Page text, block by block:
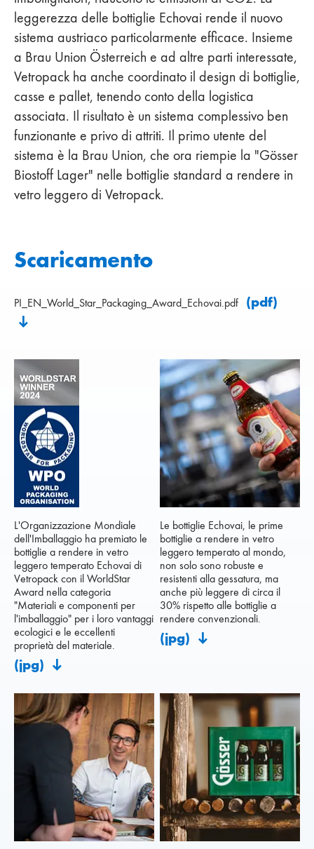
leggerezza delle bottiglie Echovai rende il nuovo
sistema austriaco particolarmente efficace. Insieme
a Brau Union Österreich e ad altre parti interessate,
Vetropack ha anche coordinato il design di bottiglie,
casse e pallet, tenendo conto della logistica
associata. Il risultato è un sistema complessivo ben
funzionante e privo di attriti. Il primo utente del
sistema è la Brau Union, che ora riempie la "Gösser
Biostoff Lager" nelle bottiglie standard a rendere in
vetro leggero di Vetropack.
Scaricamento
PI_EN_World_Star_Packaging_Award_Echovai.pdf (pdf)
L'Organizzazione Mondiale
dell'Imballaggio ha premiato le
bottiglie a rendere in vetro
leggero temperato Echovai di
Vetropack con il WorldStar
Award nella categoria
"Materiali e componenti per
l'imballaggio" per i loro vantaggi
ecologici e le eccellenti
proprietà del materiale.
(jpg)
Le bottiglie Echovai, le prime
bottiglie a rendere in vetro
leggero temperato al mondo,
non solo sono robuste e
resistenti alla gessatura, ma
anche più leggere di circa il
30% rispetto alle bottiglie a
rendere convenzionali.
(jpg)